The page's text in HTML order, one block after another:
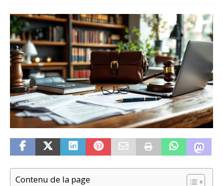
Contenu de la page